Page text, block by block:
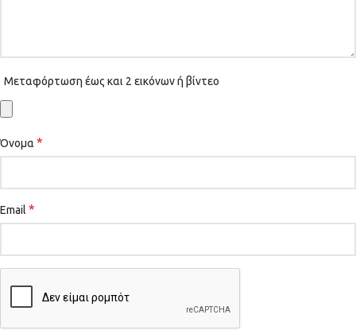
Μεταφόρτωση έως και 2 εικόνων ή βίντεο
Όνομα *
Email *